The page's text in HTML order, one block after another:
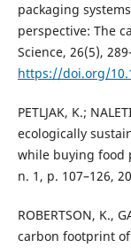
packaging
perspective: The
Science, 26(5),
https://doi.org/
PETLJAK, K.;
ecologically
while buying food
n. 1, p. 107–126,
ROBERTSON, K.,
carbon footprint